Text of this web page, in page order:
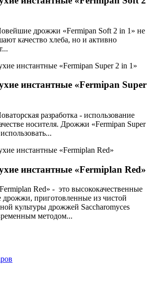
дрожжи «Fermipan Soft 2 in 1» не
качество хлеба, но и активно
инстантные «Fermipan Super
разработка - использование
носителя. Дрожжи «Fermipan Super
инстантные «Fermiplan Red»
Red» - это высококачественные
дрожжи, приготовленные из чистой
культуры дрожжей Saccharomyces
методом...